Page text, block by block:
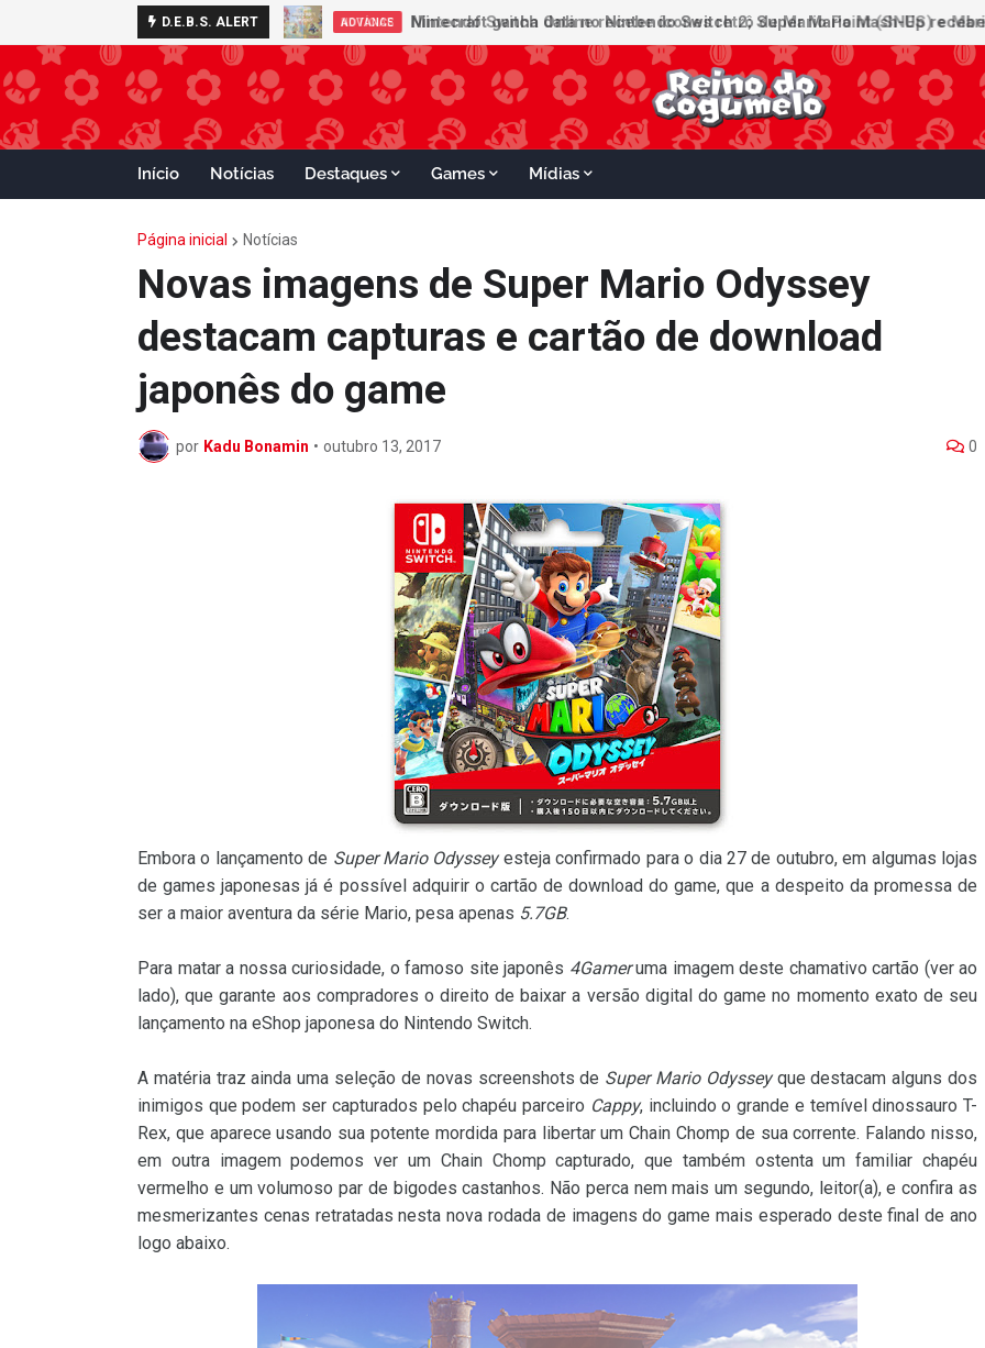
D.E.B.S. ALERT ADVANCE Nintendo Switch Online recebe ícones retrô de Mario Paint (SNES) e
Início Notícias Destaques Games Mídias
Página inicial Notícias
Novas imagens de Super Mario Odyssey
destacam capturas e cartão de download
japonês do game
por Kadu Bonamin • outubro 13, 2017 0
Embora o lançamento de Super Mario Odysseyesteja confirmado para o dia 27 de outubro, em algumas lojas
de games japonesas já é possível adquirir o cartão de download do game, que a despeito da promessa de
ser a maior aventura da série Mario, pesa apenas 5.7GB.
Para matar a nossa curiosidade, o famoso site japonês 4Gameruma imagem deste chamativo cartão (ver ao
lado), que garante aos compradores o direito de baixar a versão digital do game no momento exato de seu
lançamento na eShop japonesa do Nintendo Switch.
A matéria traz ainda uma seleção de novas screenshots de Super Mario Odysseyque destacam alguns dos
inimigos que podem ser capturados pelo chapéu parceiro Cappy, incluindo o grande e temível dinossauro T-
Rex, que aparece usando sua potente mordida para libertar um Chain Chomp de sua corrente. Falando nisso,
em outra imagem podemos ver um Chain Chomp capturado, que também ostenta um familiar chapéu
vermelho e um volumoso par de bigodes castanhos. Não perca nem mais um segundo, leitor(a), e confira as
mesmerizantes cenas retratadas nesta nova rodada de imagens do game mais esperado deste final de ano
logo abaixo.